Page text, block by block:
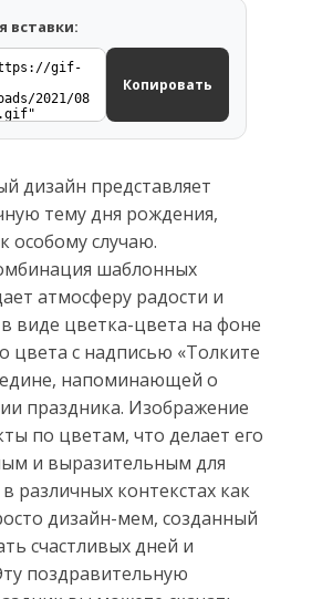
вставки:
Копировать
дизайн представляет
тему дня рождения,
особому случаю.
шаблонных
атмосферу радости и
виде цветка-цвета на фоне
цвета с надписью «Толките
напоминающей о
праздника. Изображение
по цветам, что делает его
и выразительным для
различных контекстах как
дизайн-мем, созданный
счастливых дней и
поздравительную